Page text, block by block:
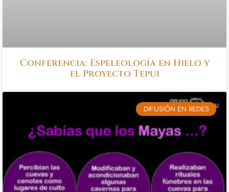
Conferencia: Espeleología en Hielo y
el Proyecto Tepui
DIFUSIÓN EN REDES